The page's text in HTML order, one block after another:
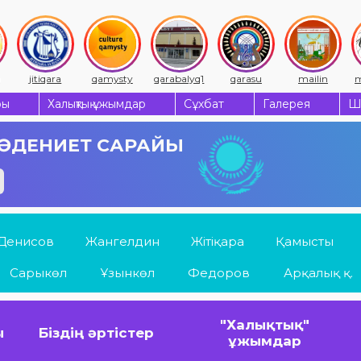
jitiqara qamysty qarabalyq1 qarasu mailin
Халықтық ұжымдар Сұхбат Галерея
САРАЙЫ
Жангелдин Жітіқара Қамысты
Сарыкөл Ұзынкөл Федоров Арқалық қ.
Біздің әртістер
"Халықтық"
ұжымдар